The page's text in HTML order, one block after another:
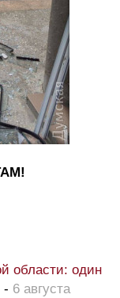
области: один
- 6 августа